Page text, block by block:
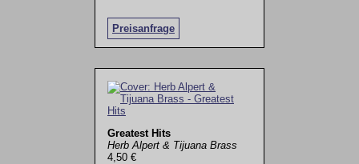
Preisanfrage
Greatest Hits
Herb Alpert & Tijuana Brass
4,50 €